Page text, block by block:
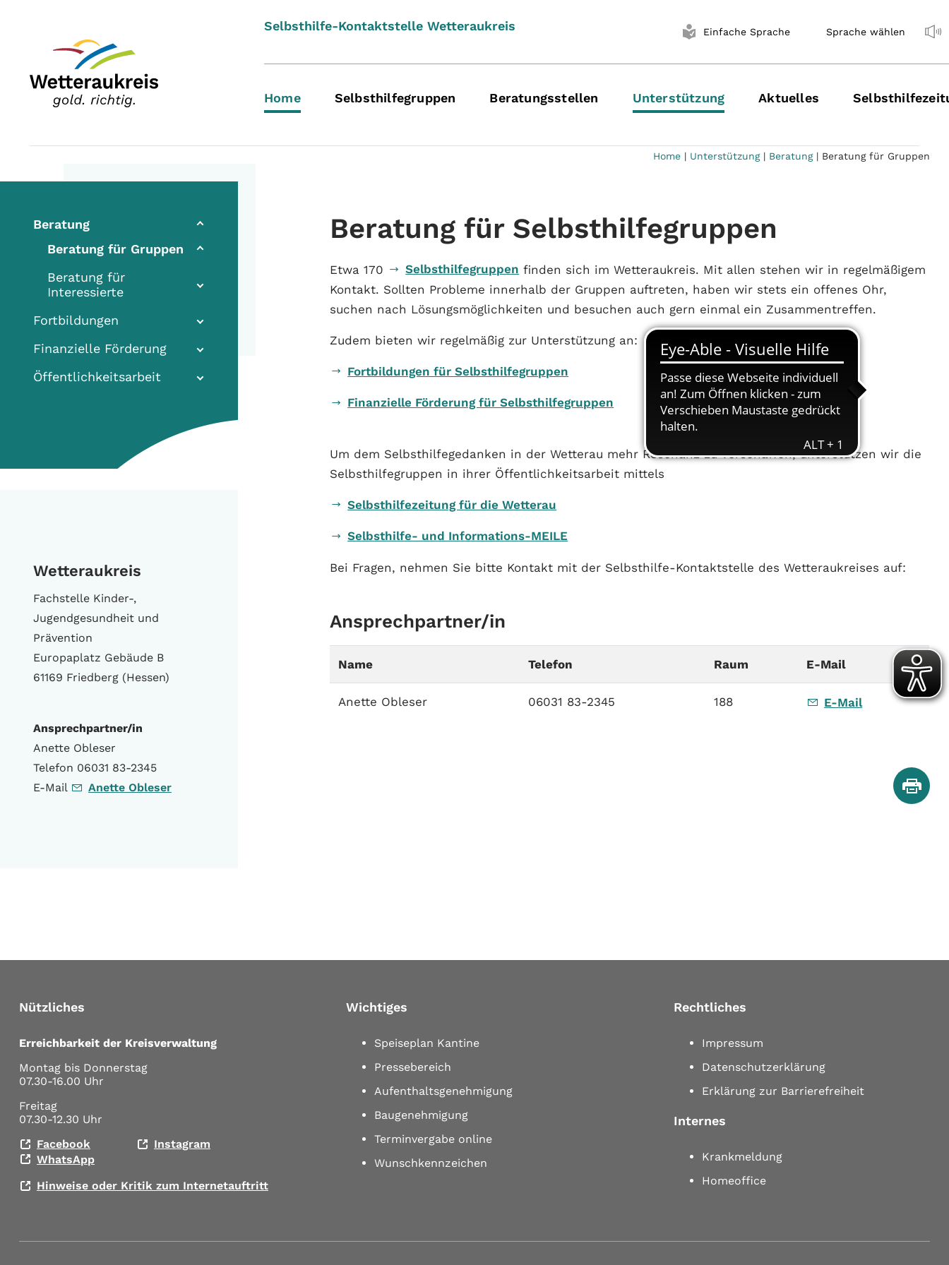
Selbsthilfe-Kontaktstelle Wetteraukreis Einfache Sprache Sprache wählen
Home Selbsthilfegruppen Beratungsstellen Unterstützung Aktuelles
Beratung
Beratung für Gruppen (current)
Beratung für
Interessierte
Fortbildungen
Finanzielle Förderung
Öffentlichkeitsarbeit
Wetteraukreis
Fachstelle Kinder-,
Jugendgesundheit und
Prävention
Europaplatz Gebäude B
61169 Friedberg (Hessen)
Ansprechpartner/in
Anette Obleser
Telefon 06031 83-2345
E-Mail
Anette Obleser
Home| Unterstützung| Beratung| Beratung für Gruppen
Beratung für Selbsthilfegruppen
Etwa 170 Selbsthilfegruppen finden sich im Wetteraukreis. Mit allen stehen wir in regelmäßigem
Kontakt. Sollten Probleme innerhalb der Gruppen auftreten, haben wir stets ein offenes Ohr,
suchen nach Lösungsmöglichkeiten und besuchen auch gern einmal ein Zusammentreffen.
Zudem bieten wir regelmäßig zur Unterstützung an:
Fortbildungen für Selbsthilfegruppen
Finanzielle Förderung für Selbsthilfegruppen
Um dem Selbsthilfegedanken in der Wetterau mehr Resonanz zu verschaffen, unterstützen wir die
Selbsthilfegruppen in ihrer Öffentlichkeitsarbeit mittels
Selbsthilfezeitung für die Wetterau
Selbsthilfe- und Informations-MEILE
Bei Fragen, nehmen Sie bitte Kontakt mit der Selbsthilfe-Kontaktstelle des Wetteraukreises auf:
Ansprechpartner/in
Name Telefon Raum E-Mail
Anette Obleser 06031 83-2345 188 E-Mail
Nützliches
Erreichbarkeit der Kreisverwaltung
Montag bis Donnerstag
07.30-16.00 Uhr
Freitag
07.30-12.30 Uhr
Facebook
Instagram
WhatsApp
Hinweise oder Kritik zum Internetauftritt
Wichtiges
Speiseplan Kantine
Pressebereich
Aufenthaltsgenehmigung
Baugenehmigung
Terminvergabe online
Wunschkennzeichen
Rechtliches
Impressum
Datenschutzerklärung
Erklärung zur Barrierefreiheit
Internes
Krankmeldung
Homeoffice